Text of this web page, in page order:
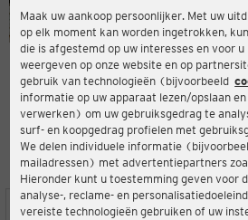
Maak uw aankoop persoonlijker. Met uw
op elk moment kan worden ingetrokken,
die is afgestemd op uw interesses en voor
weergeven op onze website en op
gebruik van technologieën (bijvoorbeeld
informatie op uw apparaat lezen/opslaan
verwerken) om uw gebruiksgedrag te
surf- en koopgedrag profielen met
We delen individuele informatie
mailadressen) met advertentiepartners
Hieronder kunt u toestemming geven voor
analyse-, reclame- en
vereiste technologieën gebruiken of uw
ERNSTING'S FAMILY-
Untere
34117
4,0
LOCATIE SERVICES ASSORTIMENT